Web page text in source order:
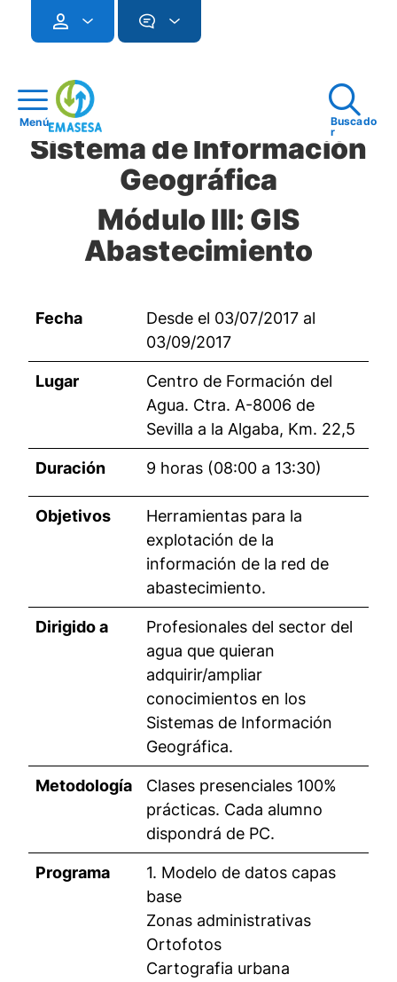
Menú
Buscado
r
Sistema de Información
Geográfica
Módulo III: GIS
Abastecimiento
Fecha
Desde el 03/07/2017 al
03/09/2017
Lugar
Centro de Formación del
Agua. Ctra. A-8006 de
Sevilla a la Algaba, Km. 22,5
Duración 9 horas (08:00 a 13:30)
Objetivos
Herramientas para la
explotación de la
información de la red de
abastecimiento.
Dirigido a
Profesionales del sector del
agua que quieran
adquirir/ampliar
conocimientos en los
Sistemas de Información
Geográfica.
Metodología
Clases presenciales 100%
prácticas. Cada alumno
dispondrá de PC.
Programa
1. Modelo de datos capas
base
Zonas administrativas
Ortofotos
Cartografia urbana